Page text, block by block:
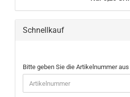
Schnellkauf
BITTE
GEBEN
SIE
DIE
Bitte geben Sie die Artikelnummer